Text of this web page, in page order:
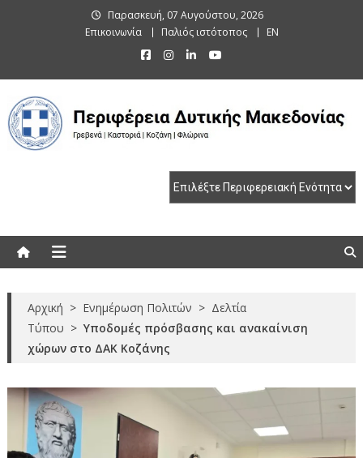
Παρασκευή, 07 Αυγούστου, 2026
Επικοινωνία
Παλιός ιστότοπος EN
Αρχική > Ενημέρωση Πολιτών > Δελτία
Τύπου > Υποδομές πρόσβασης και ανακαίνιση
χώρων στο ΔΑΚ Κοζάνης